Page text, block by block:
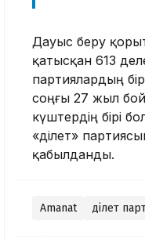
Дауыс беру
қатысқан 613
партиялардың
соңғы 27 жыл
күштердің бірі
«Әділет»
қабылданды.
Amanat Әділет